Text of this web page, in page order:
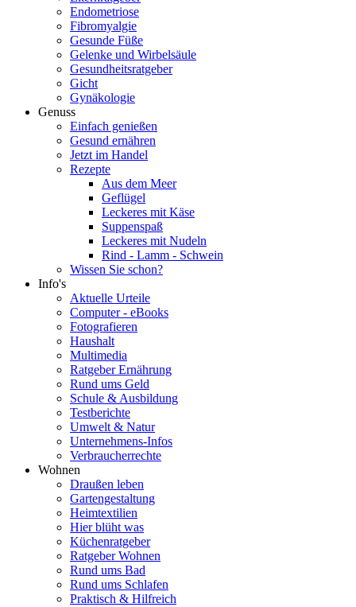
Endometriose
Fibromyalgie
Gesunde Füße
Gelenke und Wirbelsäule
Gesundheitsratgeber
Gicht
Gynäkologie
Genuss
Einfach genießen
Gesund ernähren
Jetzt im Handel
Rezepte
Aus dem Meer
Geflügel
Leckeres mit Käse
Suppenspaß
Leckeres mit Nudeln
Rind - Lamm - Schwein
Wissen Sie schon?
Info's
Aktuelle Urteile
Computer - eBooks
Fotografieren
Haushalt
Multimedia
Ratgeber Ernährung
Rund ums Geld
Schule & Ausbildung
Testberichte
Umwelt & Natur
Unternehmens-Infos
Verbraucherrechte
Wohnen
Draußen leben
Gartengestaltung
Heimtextilien
Hier blüht was
Küchenratgeber
Ratgeber Wohnen
Rund ums Bad
Rund ums Schlafen
Praktisch & Hilfreich